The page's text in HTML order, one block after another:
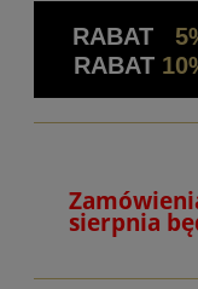
RABAT
RABAT
sierpnia